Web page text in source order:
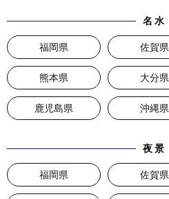
名水
福岡県 佐賀県
熊本県 大分県
鹿児島県 沖縄県
夜景
福岡県 佐賀県